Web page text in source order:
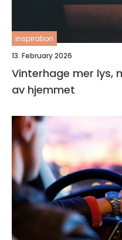
inspiration
13. February 2026
Vinterhage mer lys, mer plass og mer bruk
av hjemmet